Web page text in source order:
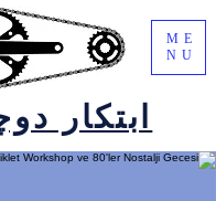
ابتکار
ME
NU